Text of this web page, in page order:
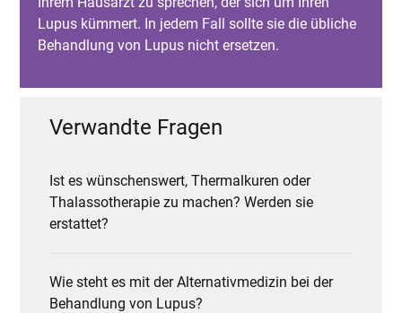
Lupus kümmert. In jedem Fall sollte sie die übliche
Behandlung von Lupus nicht ersetzen.
Verwandte Fragen
Ist es wünschenswert, Thermalkuren oder
Thalassotherapie zu machen? Werden sie
erstattet?
Wie steht es mit der Alternativmedizin bei der
Behandlung von Lupus?